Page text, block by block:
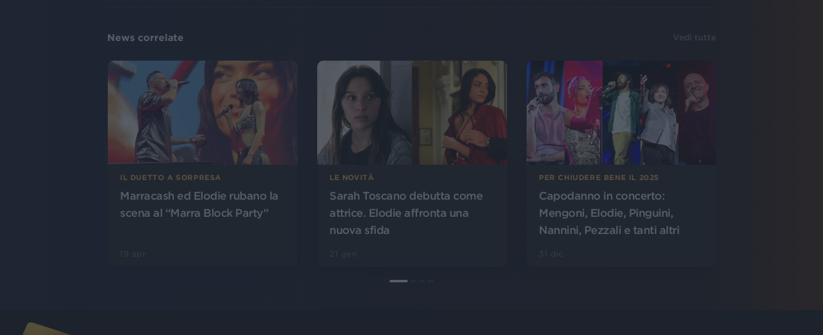
News correlate Vedi tutte
IL DUETTO A SORPRESA
Marracash ed Elodie rubano la
scena al “Marra Block Party”
LE NOVITÀ
Sarah Toscano debutta come
attrice. Elodie affronta una
nuova sfida
PER CHIUDERE BENE IL 2025
Capodanno in concerto:
Mengoni, Elodie, Pinguini,
Nannini, Pezzali e tanti altri